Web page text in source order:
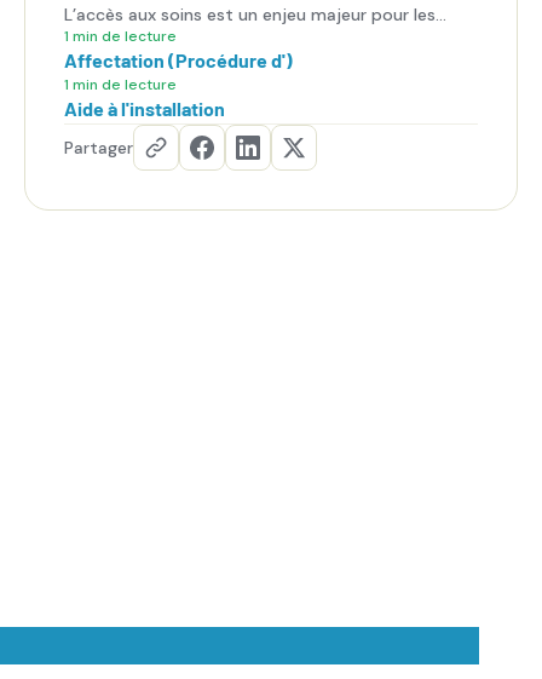
L’accès aux soins est un enjeu majeur pour les
patients, mais aussi pour les internes, qui sont en
première ligne face aux difficultés du système de
santé.
1 min de lecture
Affectation (Procédure d')
1 min de lecture
Aide à l'installation
Partager